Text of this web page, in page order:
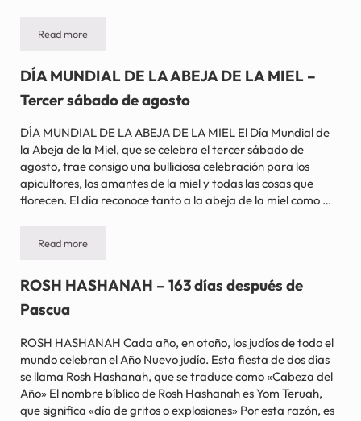
Read moreDÍA NACIONAL DEL MAZAPÁN – 12 de enero
DÍA MUNDIAL DE LA ABEJA DE LA MIEL –
Tercer sábado de agosto
DÍA MUNDIAL DE LA ABEJA DE LA MIEL El Día Mundial de
la Abeja de la Miel, que se celebra el tercer sábado de
agosto, trae consigo una bulliciosa celebración para los
apicultores, los amantes de la miel y todas las cosas que
florecen. El día reconoce tanto a la abeja de la miel como …
Read moreDÍA MUNDIAL DE LA ABEJA DE LA MIEL – Tercer sábado de
ROSH HASHANAH – 163 días después de
Pascua
ROSH HASHANAH Cada año, en otoño, los judíos de todo el
mundo celebran el Año Nuevo judío. Esta fiesta de dos días
se llama Rosh Hashanah, que se traduce como «Cabeza del
Año» El nombre bíblico de Rosh Hashanah es Yom Teruah,
que significa «día de gritos o explosiones» Por esta razón, es